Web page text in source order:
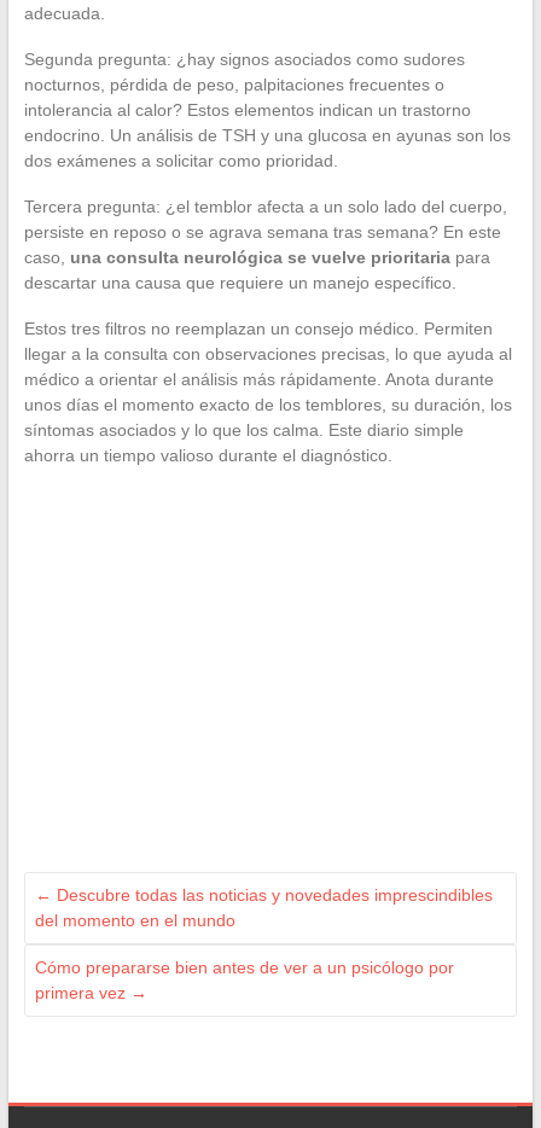
adecuada.
Segunda pregunta: ¿hay signos asociados como sudores
nocturnos, pérdida de peso, palpitaciones frecuentes o
intolerancia al calor? Estos elementos indican un trastorno
endocrino. Un análisis de TSH y una glucosa en ayunas son los
dos exámenes a solicitar como prioridad.
Tercera pregunta: ¿el temblor afecta a un solo lado del cuerpo,
persiste en reposo o se agrava semana tras semana? En este
caso, una consulta neurológica se vuelve prioritariapara
descartar una causa que requiere un manejo específico.
Estos tres filtros no reemplazan un consejo médico. Permiten
llegar a la consulta con observaciones precisas, lo que ayuda al
médico a orientar el análisis más rápidamente. Anota durante
unos días el momento exacto de los temblores, su duración, los
síntomas asociados y lo que los calma. Este diario simple
ahorra un tiempo valioso durante el diagnóstico.
← Descubre todas las noticias y novedades imprescindibles
del momento en el mundo
Cómo prepararse bien antes de ver a un psicólogo por
primera vez →